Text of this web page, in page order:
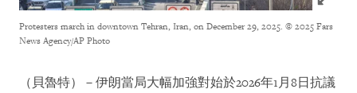
Protesters march in downtown Tehran, Iran, on December 29, 2025. © 2025 Fars
News Agency/AP Photo
（貝魯特）－伊朗當局大幅加強對始於2026年1月8日抗議